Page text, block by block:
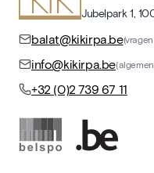
Jubelpark 1,
balat@kikirpa.be
info@kikirpa.be
+32 (0)2 739 67 11